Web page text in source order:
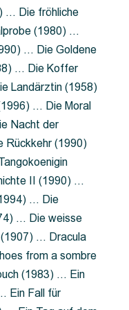
… Die fröhliche
(1980) …
… Die Goldene
… Die Koffer
Landärztin (1958)
… Die Moral
Nacht der
Rückkehr (1990)
II (1990) …
… Die
… Die weisse
… Dracula
from a sombre
(1983) … Ein
Ein Fall für